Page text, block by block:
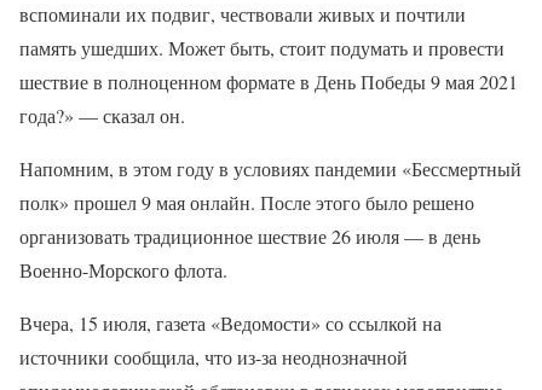
вспоминали их подвиг, чествовали живых и почтили
память ушедших. Может быть, стоит подумать и провести
шествие в полноценном формате в День Победы 9 мая 2021
года?» — сказал он.
Напомним, в этом году в условиях пандемии «Бессмертный
полк» прошел 9 мая онлайн. После этого было решено
организовать традиционное шествие 26 июля — в день
Военно-Морского флота.
Вчера, 15 июля, газета «Ведомости» со ссылкой на
источники сообщила, что из-за неоднозначной